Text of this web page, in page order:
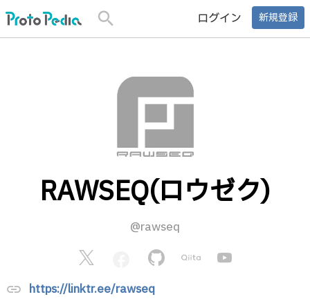
search ログイン 新規登録
RAWSEQ(ロウゼク)
@rawseq
link https://linktr.ee/rawseq